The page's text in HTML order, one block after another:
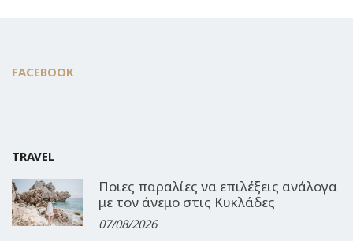
FACEBOOK
TRAVEL
Ποιες παραλίες να επιλέξεις ανάλογα
με τον άνεμο στις Κυκλάδες
07/08/2026